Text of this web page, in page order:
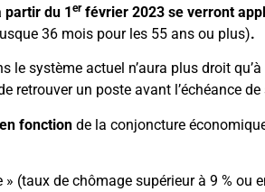
partir du 1erfévrier 2023 se verront
36 mois pour les 55 ans ou plus).
système actuel n’aura plus droit
retrouver un poste avant l’échéance
fonction de la conjoncture
(taux de chômage supérieur à 9 % ou